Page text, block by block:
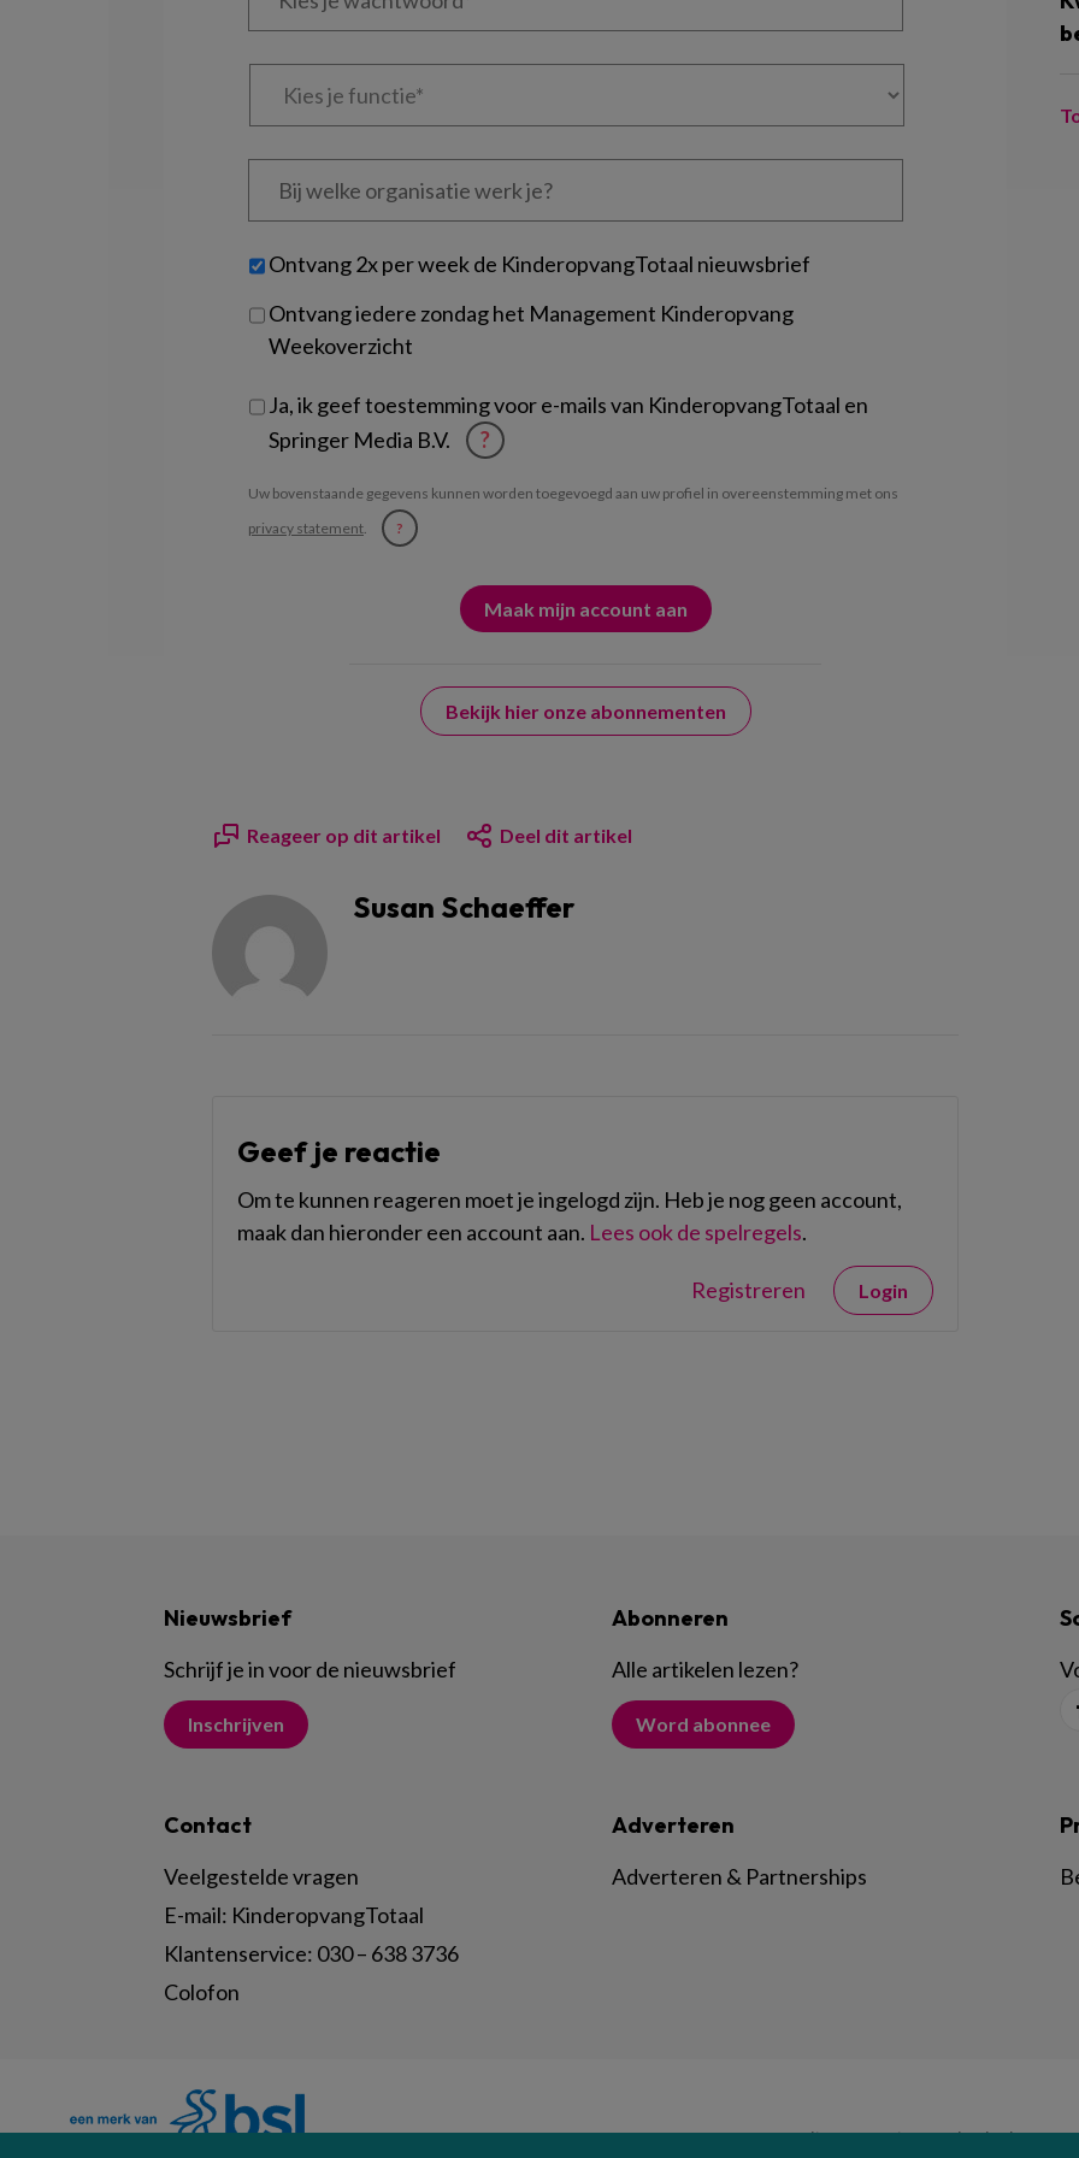
Kies
Bij
welke
je?
Untitled
Ontvang 2x per week de KinderopvangTotaal nieuwsbrief
Ontvang iedere zondag het Management Kinderopvang
Weekoverzicht
Ja, ik geef toestemming voor e-mails van KinderopvangTotaal en
Springer Media B.V.
?
Uw bovenstaande gegevens kunnen worden toegevoegd aan uw profiel in overeenstemming met ons
privacy statement. ?
Bekijk hier onze abonnementen
Reageer op dit artikel Deel dit artikel
Susan Schaeffer
Geef je reactie
Om te kunnen reageren moet je ingelogd zijn. Heb je nog geen account,
maak dan hieronder een account aan. Lees ook de spelregels.
Registreren Login
Nieuwsbrief
Schrijf je in voor de nieuwsbrief
Inschrijven
Abonneren
Alle artikelen lezen?
Word abonnee
Contact
Veelgestelde vragen
E-mail: KinderopvangTotaal
Klantenservice: 030 – 638 3736
Colofon
Adverteren
Adverteren & Partnerships
© BSL Media & Learning, onderdeel van